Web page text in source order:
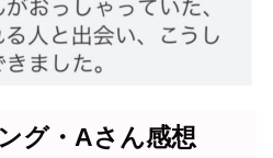
グ・Aさん感想